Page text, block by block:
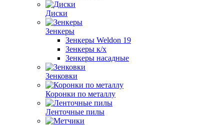
Диски
Зенкеры
Зенкеры Weldon 19
Зенкеры к/х
Зенкеры насадные
Зенковки
Коронки по металлу
Ленточные пилы